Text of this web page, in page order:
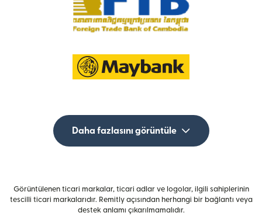
Daha fazlasını görüntüle
Görüntülenen ticari markalar, ticari adlar ve logolar, ilgili sahiplerinin
tescilli ticari markalarıdır. Remitly açısından herhangi bir bağlantı veya
destek anlamı çıkarılmamalıdır.